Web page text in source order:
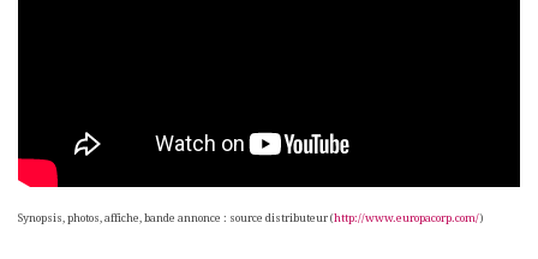
Synopsis, photos, affiche, bande annonce : source distributeur (http://www.europacorp.com/)